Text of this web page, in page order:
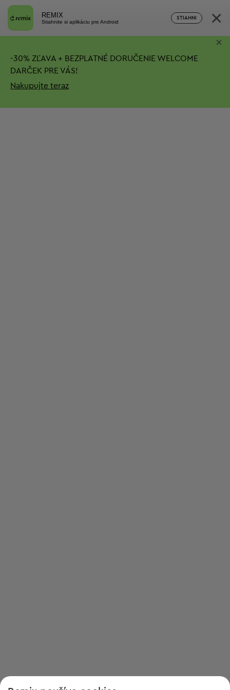
REMIX
Stiahnite si aplikáciu pre Android
STIAHNI ×
-30% ZĽAVA + BEZPLATNÉ DORUČENIE WELCOME
DARČEK PRE VÁS!
Nakupujte teraz
×